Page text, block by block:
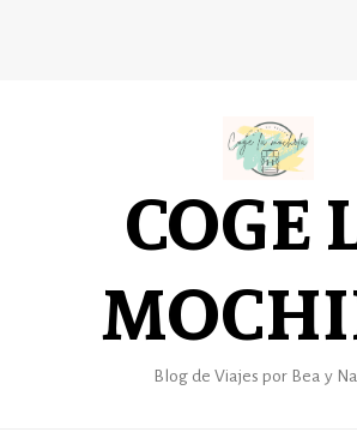
COGE
Blog de Viajes por Bea y